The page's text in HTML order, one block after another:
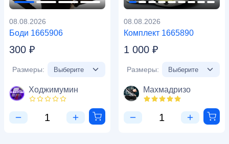
Боди 1665906
08.08.2026
300 ₽
Размеры:
Ходжимумин
Комплект 1665890
08.08.2026
1 000 ₽
Размеры:
Махмадризо